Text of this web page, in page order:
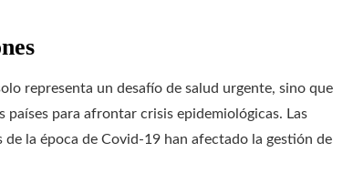
representa un desafío de salud urgente, sino que
para afrontar crisis epidemiológicas. Las
la época de Covid-19 han afectado la gestión de